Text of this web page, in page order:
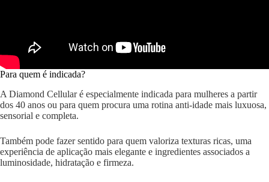
Para quem é indicada?
A Diamond Cellular é especialmente indicada para mulheres a partir
dos 40 anos ou para quem procura uma rotina anti-idade mais luxuosa,
sensorial e completa.
Também pode fazer sentido para quem valoriza texturas ricas, uma
experiência de aplicação mais elegante e ingredientes associados a
luminosidade, hidratação e firmeza.